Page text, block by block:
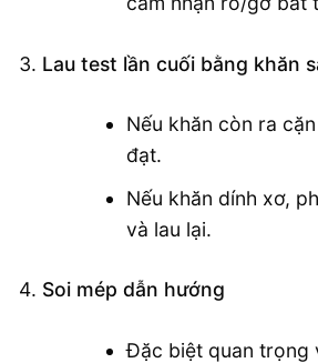
Lau test lần cuối bằng khăn
Nếu khăn còn ra
đạt.
Nếu khăn dính xơ,
và lau lại.
Soi mép dẫn hướng
Đặc biệt quan trọng